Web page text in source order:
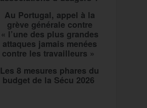
Au Portugal, appel à la
grève générale contre
« l’une des plus grandes
attaques jamais menées
contre les travailleurs »
Les 8 mesures phares du
budget de la Sécu 2026